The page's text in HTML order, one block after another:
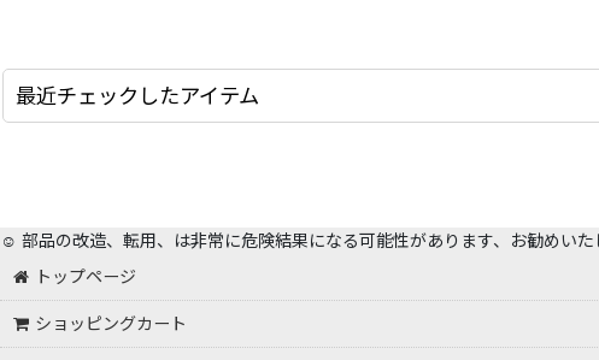
表示数:
在庫あり
最近チェックしたアイテム
☺️ 部品の改造、転用、は非常に危険結果になる可能性があります、お勧めいた
トップページ
ショッピングカート